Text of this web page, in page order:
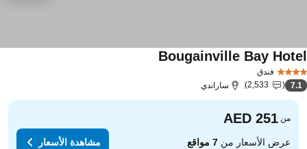
فندق
Bougainville Bay
7.1
2,533 ساراندي
من
عرض الأسعار من7 مواقع مشاهدة الأسعار